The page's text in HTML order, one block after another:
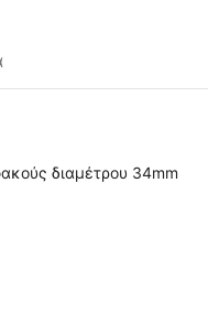
διαμέτρου 34mm